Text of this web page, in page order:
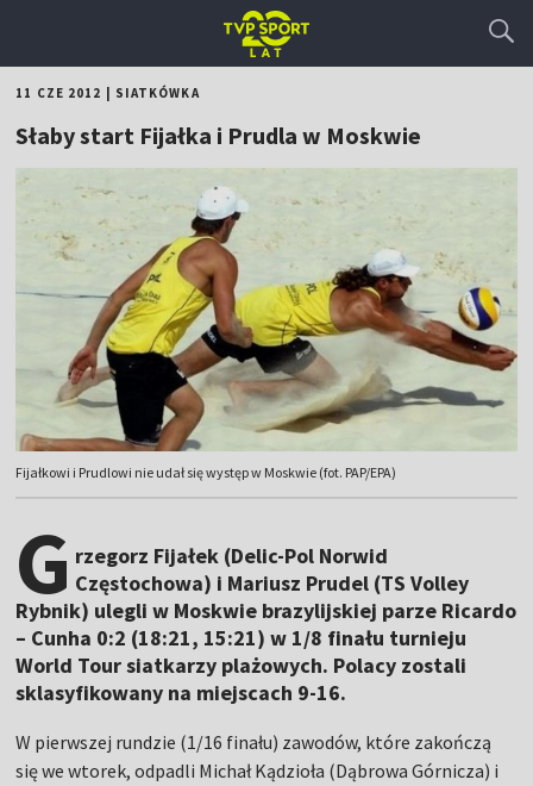
11 CZE 2012 SIATKÓWKA
Słaby start Fijałka i Prudla w Moskwie
Fijałkowi i Prudlowi nie udał się występ w Moskwie (fot. PAP/EPA)
G rzegorz Fijałek (Delic-Pol Norwid
Częstochowa) i Mariusz Prudel (TS Volley
Rybnik) ulegli w Moskwie brazylijskiej parze Ricardo
– Cunha 0:2 (18:21, 15:21) w 1/8 finału turnieju
World Tour siatkarzy plażowych. Polacy zostali
sklasyfikowany na miejscach 9-16.
W pierwszej rundzie (1/16 finału) zawodów, które zakończą
się we wtorek, odpadli Michał Kądzioła (Dąbrowa Górnicza) i